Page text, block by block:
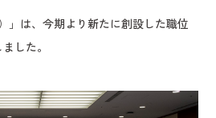
」は、今期より新たに創設した職位
した。